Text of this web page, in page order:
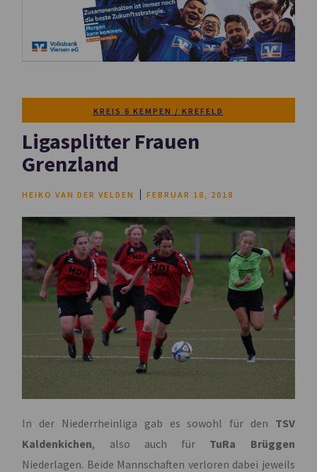
KREIS 6 KEMPEN / KREFELD
Ligasplitter Frauen
Grenzland
HEIKO VAN DER VELDEN FEBRUAR 18, 2018
In der Niederrheinliga gab es sowohl für den TSV
Kaldenkichen, also auch für TuRa Brüggen
Niederlagen. Beide Mannschaften verloren dabei jeweils